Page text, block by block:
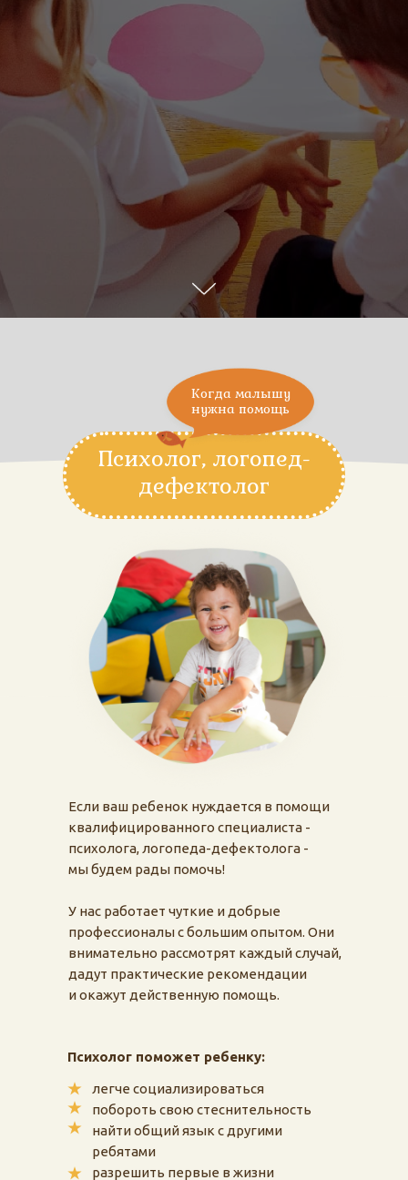
Психолог, логопед-
дефектолог
Если ваш ребенок нуждается в помощи
квалифицированного специалиста -
психолога, логопеда-дефектолога -
мы будем рады помочь!
У нас работает чуткие и добрые
профессионалы с большим опытом. Они
внимательно рассмотрят каждый случай,
дадут практические рекомендации
и окажут действенную помощь.
Когда малышу
нужна помощь
Психолог поможет ребенку:
легче социализироваться
побороть свою стеснительность
найти общий язык с другими
ребятами
разрешить первые в жизни